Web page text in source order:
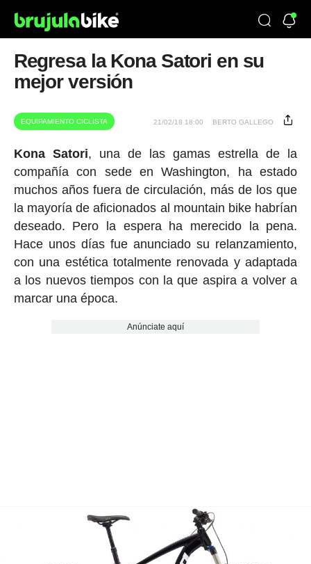
Regresa la Kona Satori en su
mejor versión
EQUIPAMIENTO CICLISTA 21/02/18 18:00 BERTO GALLEGO
Kona Satori, una de las gamas estrella de la
compañía con sede en Washington, ha estado
muchos años fuera de circulación, más de los que
la mayoría de aficionados al mountain bike habrían
deseado. Pero la espera ha merecido la pena.
Hace unos días fue anunciado su relanzamiento,
con una estética totalmente renovada y adaptada
a los nuevos tiempos con la que aspira a volver a
marcar una época.
Anúnciate aquí